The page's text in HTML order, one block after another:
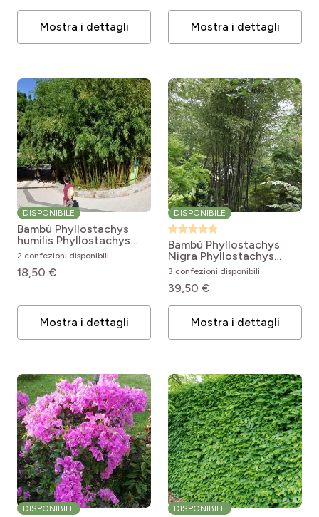
Mostra i dettagli Mostra i dettagli
DISPONIBILE
Bambù Phyllostachys
humilis Phyllostachys
humilis
2 confezioni disponibili
18,50 €
Mostra i dettagli
DISPONIBILE
Bambù Phyllostachys
Nigra Phyllostachys
nigra
3 confezioni disponibili
39,50 €
Mostra i dettagli
DISPONIBILE DISPONIBILE